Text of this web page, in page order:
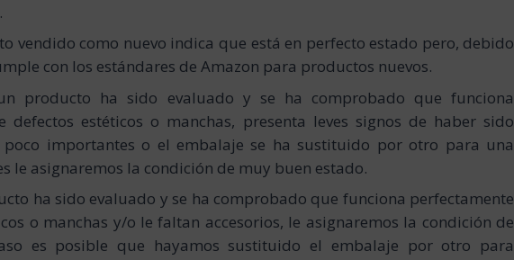
vendido como nuevo indica que está en perfecto estado pero, debido
con los estándares de Amazon para productos nuevos.
producto ha sido evaluado y se ha comprobado que funciona
defectos estéticos o manchas, presenta leves signos de haber sido
poco importantes o el embalaje se ha sustituido por otro para una
le asignaremos la condición de muy buen estado.
ha sido evaluado y se ha comprobado que funciona perfectamente
o manchas y/o le faltan accesorios, le asignaremos la condición de
es posible que hayamos sustituido el embalaje por otro para